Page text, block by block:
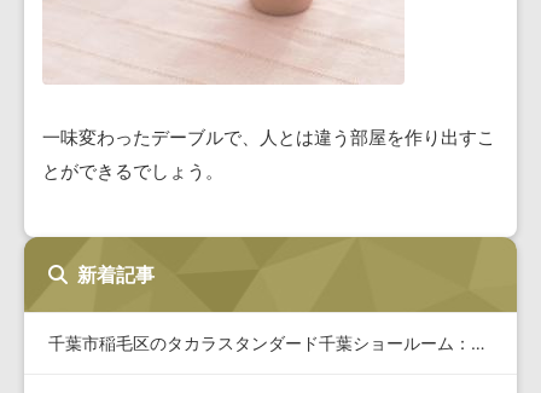
一味変わったデーブルで、人とは違う部屋を作り出すこ
とができるでしょう。
新着記事
千葉市稲毛区のタカラスタンダード千葉ショールーム：安心して選…